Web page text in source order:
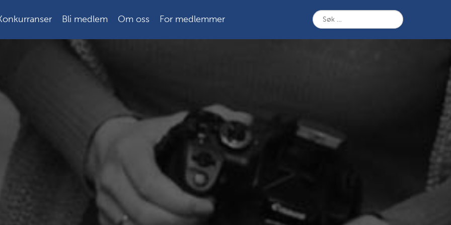
Bli medlem Om oss For medlemmer
Søk
etter: